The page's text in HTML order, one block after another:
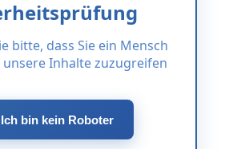
bitte, dass Sie ein Mensch
Inhalte zuzugreifen
Ich bin kein Roboter